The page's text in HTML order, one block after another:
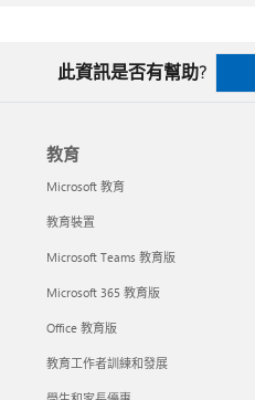
此資訊是否有幫助?
教育
Microsoft 教育
教育裝置
Microsoft Teams 教育版
Microsoft 365 教育版
Office 教育版
教育工作者訓練和發展